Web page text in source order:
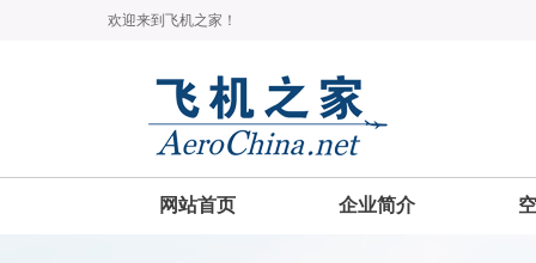
欢迎来到飞机之家！
网站首页 企业简介